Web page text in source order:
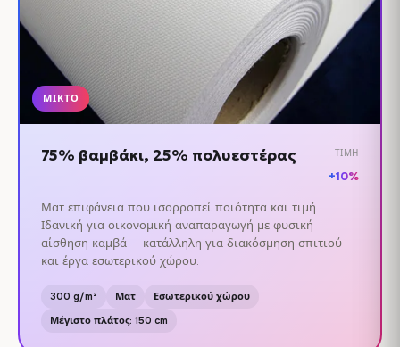
ΜΙΚΤΌ
75% βαμβάκι, 25% πολυεστέρας ΤΙΜΉ
+10%
Ματ επιφάνεια που ισορροπεί ποιότητα και τιμή.
Ιδανική για οικονομική αναπαραγωγή με φυσική
αίσθηση καμβά — κατάλληλη για διακόσμηση σπιτιού
και έργα εσωτερικού χώρου.
300 g/m² Ματ
Εσωτερικού χώρου
Μέγιστο πλάτος: 150 cm